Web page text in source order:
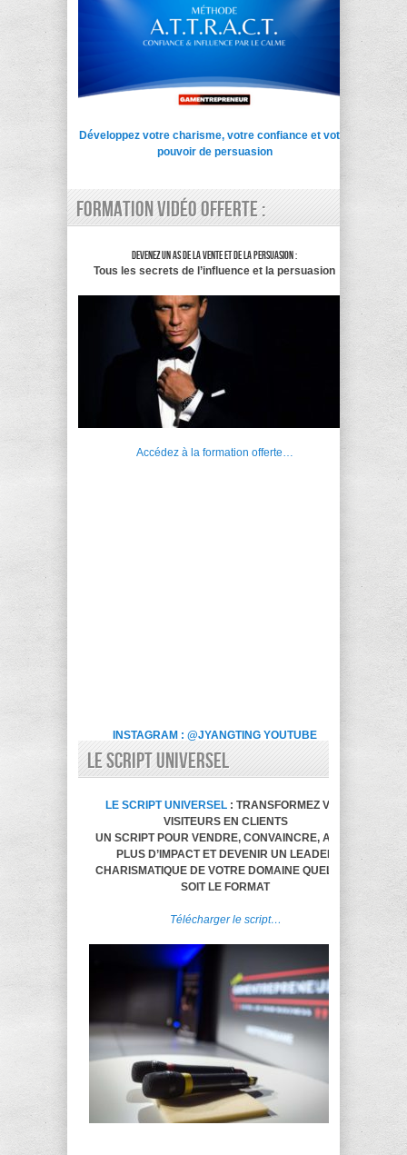
Développez votre charisme, votre confiance et votre
pouvoir de persuasion
Formation vidéo offerte :
Devenez un as de la vente et de la persuasion :
Tous les secrets de l’influence et la persuasion
Accédez à la formation offerte…
INSTAGRAM : @JYANGTING YOUTUBE
LE SCRIPT UNIVERSEL
LE SCRIPT UNIVERSEL : TRANSFORMEZ VOS
VISITEURS EN CLIENTS
UN SCRIPT POUR VENDRE, CONVAINCRE, AVOIR
PLUS D’IMPACT ET DEVENIR UN LEADER
CHARISMATIQUE DE VOTRE DOMAINE QUELQUE
SOIT LE FORMAT
Télécharger le script…